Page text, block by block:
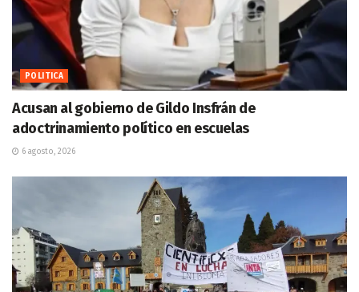
POLITICA
Acusan al gobierno de Gildo Insfrán de
adoctrinamiento político en escuelas
6 agosto, 2026